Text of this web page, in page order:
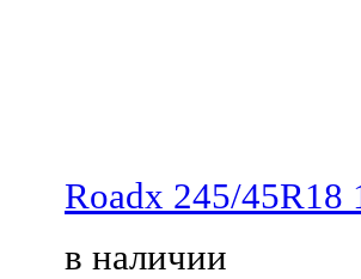
Roadx 245/
в наличии